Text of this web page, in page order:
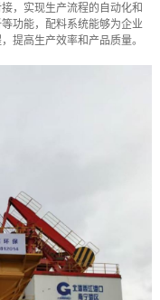
，实现生产流程的自动化和
功能，配料系统能够为企业
提高生产效率和产品质量。